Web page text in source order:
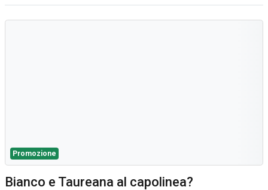
Promozione
Bianco e Taureana al capolinea?